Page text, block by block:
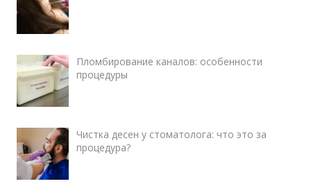
Пломбирование каналов: особенности
процедуры
Чистка десен у стоматолога: что это за
процедура?